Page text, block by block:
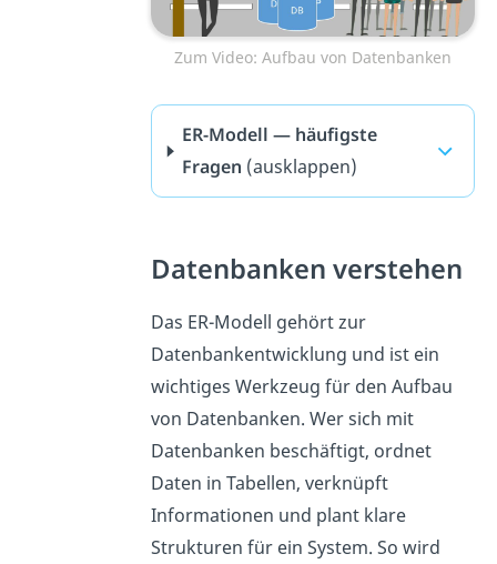
Zum Video: Aufbau von Datenbanken
ER-Modell — häufigste
Fragen (ausklappen)
Datenbanken verstehen
Das ER-Modell gehört zur
Datenbankentwicklung und ist ein
wichtiges Werkzeug für den Aufbau
von Datenbanken. Wer sich mit
Datenbanken beschäftigt, ordnet
Daten in Tabellen, verknüpft
Informationen und plant klare
Strukturen für ein System. So wird